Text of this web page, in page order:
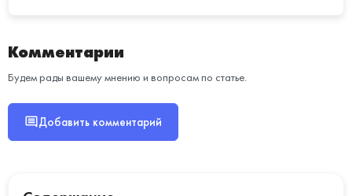
Комментарии
Будем рады вашему мнению и вопросам по статье.
Добавить комментарий